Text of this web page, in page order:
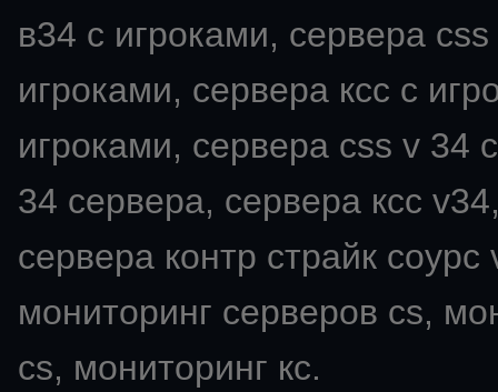
в34 с игроками, сервера
игроками, сервера ксс с
игроками, сервера css v 34
34 сервера, сервера ксс
сервера контр страйк
мониторинг серверов cs,
cs, мониторинг кс.